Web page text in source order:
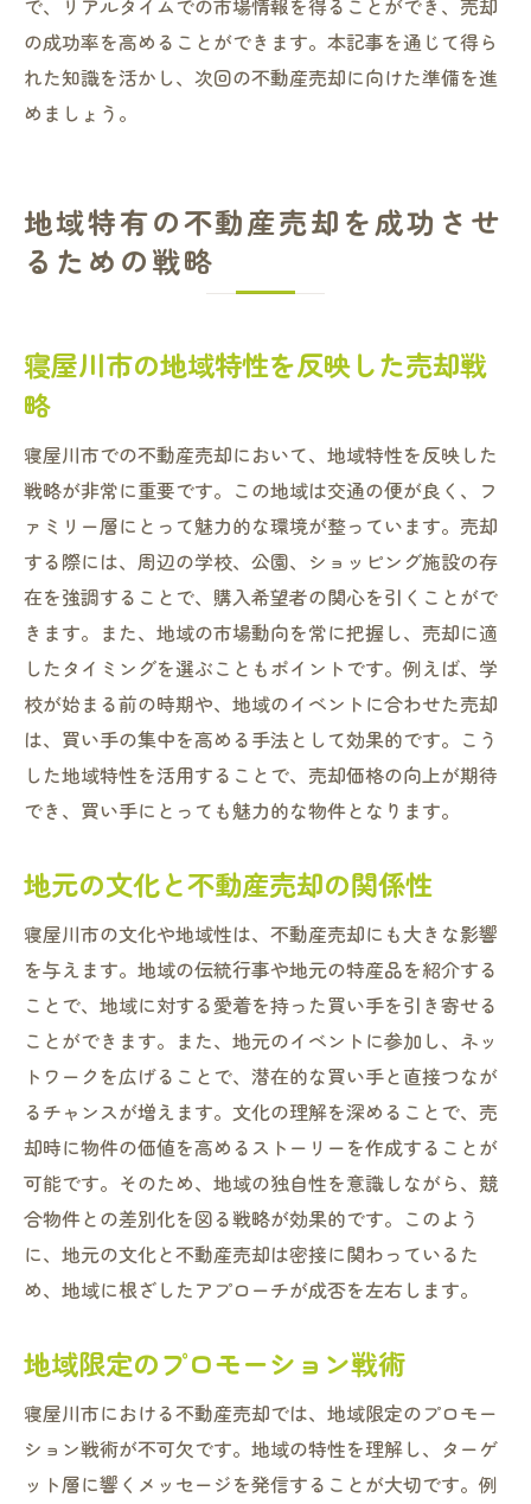
で、リアルタイムでの市場情報を得ることができ、売却
の成功率を高めることができます。本記事を通じて得ら
れた知識を活かし、次回の不動産売却に向けた準備を進
めましょう。
地域特有の不動産売却を成功させ
るための戦略
寝屋川市の地域特性を反映した売却戦
略
寝屋川市での不動産売却において、地域特性を反映した
戦略が非常に重要です。この地域は交通の便が良く、フ
ァミリー層にとって魅力的な環境が整っています。売却
する際には、周辺の学校、公園、ショッピング施設の存
在を強調することで、購入希望者の関心を引くことがで
きます。また、地域の市場動向を常に把握し、売却に適
したタイミングを選ぶこともポイントです。例えば、学
校が始まる前の時期や、地域のイベントに合わせた売却
は、買い手の集中を高める手法として効果的です。こう
した地域特性を活用することで、売却価格の向上が期待
でき、買い手にとっても魅力的な物件となります。
地元の文化と不動産売却の関係性
寝屋川市の文化や地域性は、不動産売却にも大きな影響
を与えます。地域の伝統行事や地元の特産品を紹介する
ことで、地域に対する愛着を持った買い手を引き寄せる
ことができます。また、地元のイベントに参加し、ネッ
トワークを広げることで、潜在的な買い手と直接つなが
るチャンスが増えます。文化の理解を深めることで、売
却時に物件の価値を高めるストーリーを作成することが
可能です。そのため、地域の独自性を意識しながら、競
合物件との差別化を図る戦略が効果的です。このよう
に、地元の文化と不動産売却は密接に関わっているた
め、地域に根ざしたアプローチが成否を左右します。
地域限定のプロモーション戦術
寝屋川市における不動産売却では、地域限定のプロモー
ション戦術が不可欠です。地域の特性を理解し、ターゲ
ット層に響くメッセージを発信することが大切です。例